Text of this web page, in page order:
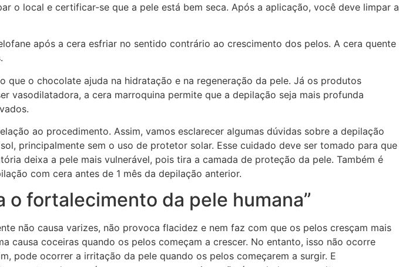
o local e certificar-se que a pele está bem seca. Após a aplicação, você deve limpar a
após a cera esfriar no sentido contrário ao crescimento dos pelos. A cera quente
o chocolate ajuda na hidratação e na regeneração da pele. Já os produtos
vasodilatadora, a cera marroquina permite que a depilação seja mais profunda
ao procedimento. Assim, vamos esclarecer algumas dúvidas sobre a depilação
principalmente sem o uso de protetor solar. Esse cuidado deve ser tomado para que
deixa a pele mais vulnerável, pois tira a camada de proteção da pele. Também é
com cera antes de 1 mês da depilação anterior.
o fortalecimento da pele humana”
não causa varizes, não provoca flacidez e nem faz com que os pelos cresçam mais
causa coceiras quando os pelos começam a crescer. No entanto, isso não ocorre
pode ocorrer a irritação da pele quando os pelos começarem a surgir. E